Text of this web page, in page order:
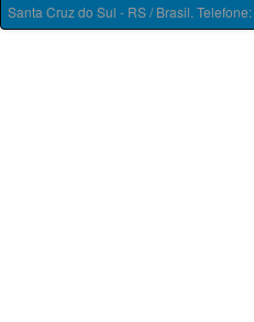
Santa Cruz do Sul - RS / Brasil.